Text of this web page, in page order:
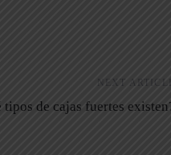
NEXT
tipos de cajas fuertes